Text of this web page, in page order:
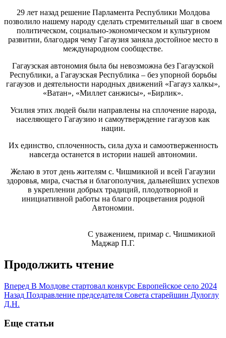
29 лет назад решение Парламента Республики Молдова
позволило нашему народу сделать стремительный шаг в своем
политическом, социально-экономическом и культурном
развитии, благодаря чему Гагаузия заняла достойное место в
международном сообществе.
Гагаузская автономия была бы невозможна без Гагаузской
Республики, а Гагаузская Республика – без упорной борьбы
гагаузов и деятельности народных движений «Гагауз халкы»,
«Ватан», «Миллет санжисы», «Бирлик».
Усилия этих людей были направлены на сплочение народа,
населяющего Гагаузию и самоутверждение гагаузов как
нации.
Их единство, сплоченность, сила духа и самоотверженность
навсегда останется в истории нашей автономии.
Желаю в этот день жителям с. Чишмикиой и всей Гагаузии
здоровья, мира, счастья и благополучия, дальнейших успехов
в укреплении добрых традиций, плодотворной и
инициативной работы на благо процветания родной
Автономии.
С уважением, примар с. Чишмикиой
Маджар П.Г.
Продолжить чтение
Вперед В Молдове стартовал конкурс Европейское село 2024
Назад Поздравление председателя Совета старейшин Дулоглу
Д.Н.
Еще статьи